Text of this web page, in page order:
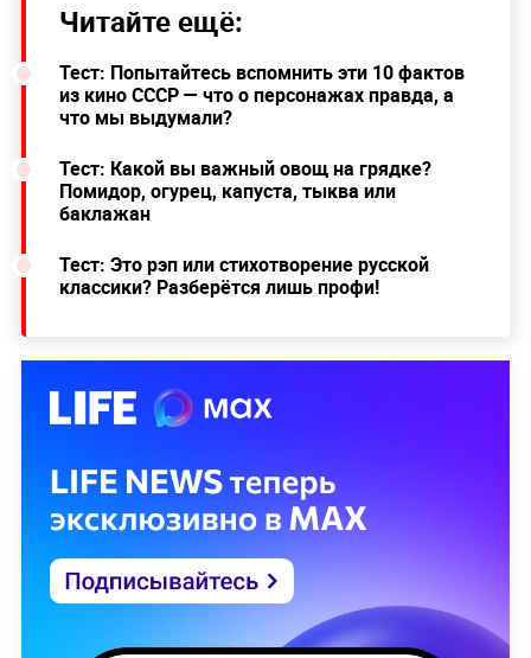
Читайте ещё:
Тест: Попытайтесь вспомнить эти 10 фактов
из кино СССР — что о персонажах правда, а
что мы выдумали?
Тест: Какой вы важный овощ на грядке?
Помидор, огурец, капуста, тыква или
баклажан
Тест: Это рэп или стихотворение русской
классики? Разберётся лишь профи!